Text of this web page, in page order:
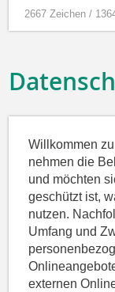
2667 Zeichen /
Willkommen
nehmen die
und möchten
geschützt ist,
nutzen.
Umfang und
externen